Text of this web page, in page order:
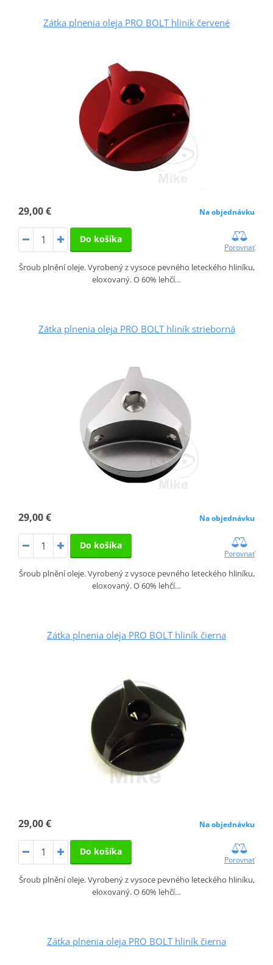
Zátka plnenia oleja PRO BOLT hliník červené
29,00 € Na objednávku
Do košíka
Porovnať
Šroub plnění oleje. Vyrobený z vysoce pevného leteckého hliníku,
eloxovaný. O 60% lehčí…
Zátka plnenia oleja PRO BOLT hliník strieborná
29,00 € Na objednávku
Do košíka
Porovnať
Šroub plnění oleje. Vyrobený z vysoce pevného leteckého hliníku,
eloxovaný. O 60% lehčí…
Zátka plnenia oleja PRO BOLT hliník čierna
29,00 € Na objednávku
Do košíka
Porovnať
Šroub plnění oleje. Vyrobený z vysoce pevného leteckého hliníku,
eloxovaný. O 60% lehčí…
Zátka plnenia oleja PRO BOLT hliník čierna